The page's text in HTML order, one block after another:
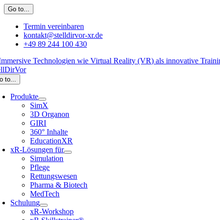
Zum
Inhalt
springen
Go to...
Termin vereinbaren
kontakt@stelldirvor-xr.de
+49 89 244 100 430
to...
Produkte
SimX
3D Organon
GIRI
360° Inhalte
EducationXR
xR-Lösungen für
Simulation
Pflege
Rettungswesen
Pharma & Biotech
MedTech
Schulung
xR-Workshop